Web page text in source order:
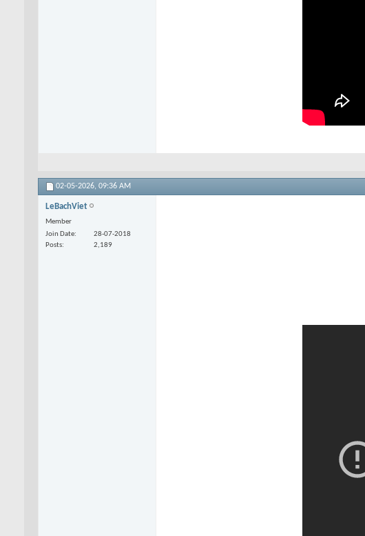
02-05-2026, 09:36 AM
LeBachViet
Member
Join Date
28-07-2018
Posts
2,189